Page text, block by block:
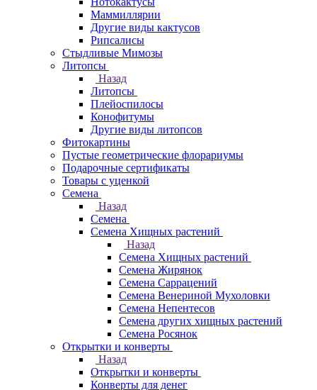
Маммиллярии
Другие виды кактусов
Рипсалисы
Стыдливые Мимозы
Литопсы
Назад
Литопсы
Плейоспилосы
Конофитумы
Другие виды литопсов
Фитокартины
Пустые геометрические флорариумы
Подарочные сертификаты
Товары с уценкой
Семена
Назад
Семена
Семена Хищных растений
Назад
Семена Хищных растений
Семена Жирянок
Семена Саррацений
Семена Венериной Мухоловки
Семена Непентесов
Семена других хищных растений
Семена Росянок
Открытки и конверты
Назад
Открытки и конверты
Конверты для денег